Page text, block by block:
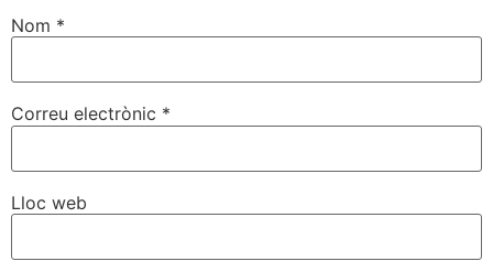
Nom *
Correu electrònic *
Lloc web